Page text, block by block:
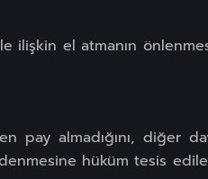
ilişkin el atmanın
almadığını, diğer
hüküm tesis